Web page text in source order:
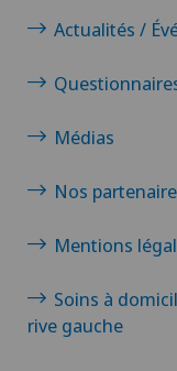
Pathologie
Pédiatrie
Pneumologie
Proctologie
Prothèse de
Prothèse de
Actualités /
Médias
Nos
Mentions
Soins à
rive gauche